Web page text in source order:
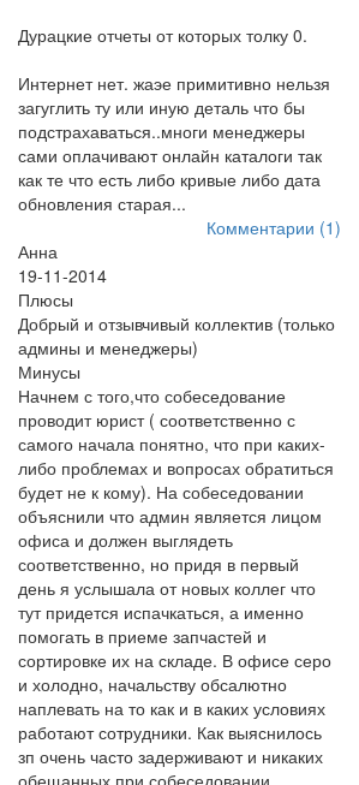
Дурацкие отчеты от которых толку 0.
Интернет нет. жаэе примитивно нельзя
загуглить ту или иную деталь что бы
подстрахаваться..многи менеджеры
сами оплачивают онлайн каталоги так
как те что есть либо кривые либо дата
обновления старая...
Комментарии (1)
Анна
19-11-2014
Плюсы
Добрый и отзывчивый коллектив (только
админы и менеджеры)
Минусы
Начнем с того,что собеседование
проводит юрист ( соответственно с
самого начала понятно, что при каких-
либо проблемах и вопросах обратиться
будет не к кому). На собеседовании
объяснили что админ является лицом
офиса и должен выглядеть
соответственно, но придя в первый
день я услышала от новых коллег что
тут придется испачкаться, а именно
помогать в приеме запчастей и
сортировке их на складе. В офисе серо
и холодно, начальству обсалютно
наплевать на то как и в каких условиях
работают сотрудники. Как выяснилось
зп очень часто задерживают и никаких
обещанных при собеседовании